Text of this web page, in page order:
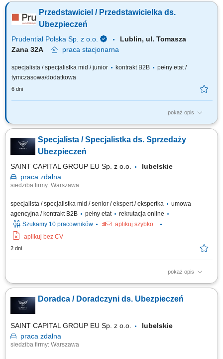
ubezpieczeniowych; Prowadzenie spotkań handlowych w formie online i
stacjonarnej; Realizacja indywidualnych celów sprzedażowych przy
Przedstawiciel / Przedstawicielka ds.
Ubezpieczeń
Prudential Polska Sp. z o.o.
Lublin, ul. Tomasza
Zana 32A
praca stacjonarna
specjalista / specjalistka mid / junior kontrakt B2B
pełny etat /
tymczasowa/dodatkowa
6 dni
pokaż opis
Twój zakres obowiązków: budowanie własnego biznesu przy wsparciu
organizacja własnej aktywności i kalendarza spotkań.
Specjalista / Specjalistka ds. Sprzedaży
Ubezpieczeń
SAINT CAPITAL GROUP EU Sp. z o.o.
lubelskie
praca zdalna
siedziba firmy: Warszawa
specjalista / specjalistka mid / senior / ekspert / ekspertka
umowa
agencyjna / kontrakt B2B
pełny etat
rekrutacja online
Szukamy 10 pracowników
aplikuj szybko
aplikuj bez CV
2 dni
pokaż opis
Opis stanowiska: Kompleksowa obsługa klientów w zakresie produktów
pozyskiwanie nowych klientów. Analiza potrzeb i przygotowywanie
indywidualnych rozwiązań ubezpieczeniowych. Budowanie pozycji
Doradca / Doradczyni ds. Ubezpieczeń
SAINT CAPITAL GROUP EU Sp. z o.o.
lubelskie
praca zdalna
siedziba firmy: Warszawa